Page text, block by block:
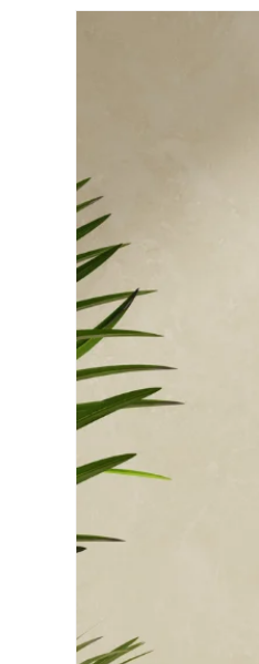
Zu